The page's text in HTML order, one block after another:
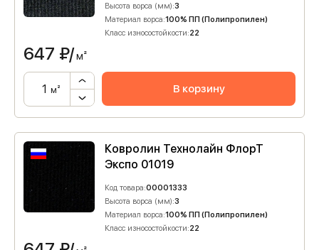
Высота ворса (мм):3
Материал ворса:100% ПП (Полипропилен)
Класс износостойкости:22
647 ₽/м²
м² В корзину
Ковролин Технолайн ФлорТ
Экспо 01019
Код товара:00001333
Высота ворса (мм):3
Материал ворса:100% ПП (Полипропилен)
Класс износостойкости:22